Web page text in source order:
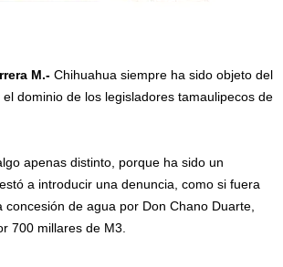
M.- Chihuahua siempre ha sido objeto del
dominio de los legisladores tamaulipecos de
apenas distinto, porque ha sido un
a introducir una denuncia, como si fuera
concesión de agua por Don Chano Duarte,
700 millares de M3.